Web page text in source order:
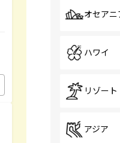
オセアニ
ハワイ
リゾート
アジア